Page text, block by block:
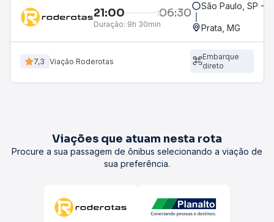
21:00 06:30
Duração: 9h 30min
São Paulo, SP -
Prata, MG
7,3 Viação Roderotas
Embarque
direto
Viações que atuam nesta rota
Procure a sua passagem de ônibus selecionando a viação de
sua preferência.